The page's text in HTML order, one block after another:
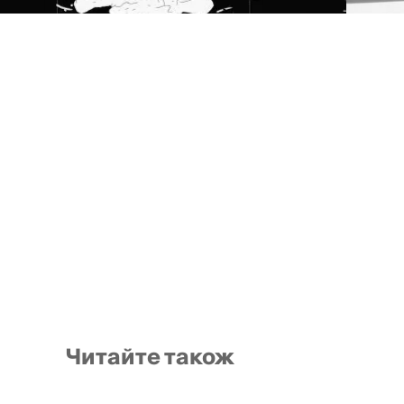
Читайте також